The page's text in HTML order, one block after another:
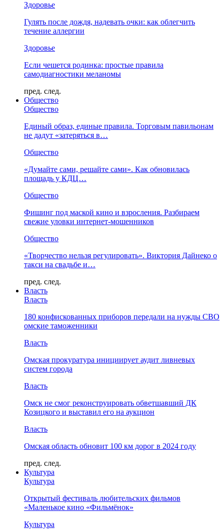
Здоровье
Гулять после дождя, надевать очки: как облегчить
течение аллергии
Здоровье
Если чешется родинка: простые правила
самодиагностики меланомы
пред. след.
Общество
Общество
Единый образ, единые правила. Торговым павильонам
не дадут «затеряться в…
Общество
«Думайте сами, решайте сами». Как обновилась
площадь у КДЦ…
Общество
Фишинг под маской кино и взросления. Разбираем
свежие уловки интернет-мошенников
Общество
«Творчество нельзя регулировать». Виктория Дайнеко о
такси на свадьбе и…
пред. след.
Власть
Власть
180 конфискованных приборов передали на нужды СВО
омские таможенники
Власть
Омская прокуратура инициирует аудит ливневых
систем города
Власть
Омск не смог реконструировать обветшавший ДК
Козицкого и выставил его на аукцион
Власть
Омская область обновит 100 км дорог в 2024 году
пред. след.
Культура
Культура
Открытый фестиваль любительских фильмов
«Маленькое кино «Фильмёнок»
Культура